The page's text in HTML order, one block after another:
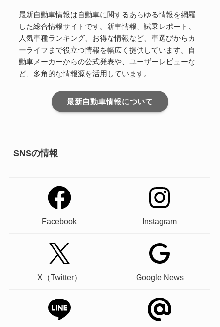
最新自動車情報は自動車に関するあらゆる情報を網羅
した総合情報サイトです。新車情報、試乗レポート、
人気車種ランキング、お得な情報など、車選びからカ
ーライフまで役立つ情報を幅広く提供しています。自
動車メーカーからの公式発表や、ユーザーレビューな
ど、多角的な情報源を活用しています。
最新自動車情報について
SNSの情報
Facebook Instagram
X（Twitter） Google News